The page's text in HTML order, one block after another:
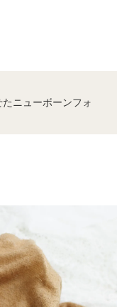
ニューボーンフォ